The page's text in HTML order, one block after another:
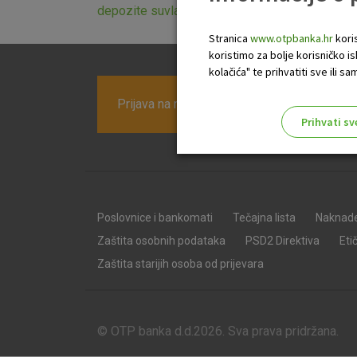
depozite suvlasnika stambenih zgrada koje
Prijava na newsletter OTP banke
Poslovnice i bankomati Tečajna lista
Zaštita osobnih podataka
PSD2 Direktiva
Zaštita starijih osoba od prijevara
© OTP banka d.d.2026. Sva prava pridržana.
Stranica www.otpbanka.hr
koristimo za bolje korisničko
kolačića" te prihvatiti sve ili
Prihvati